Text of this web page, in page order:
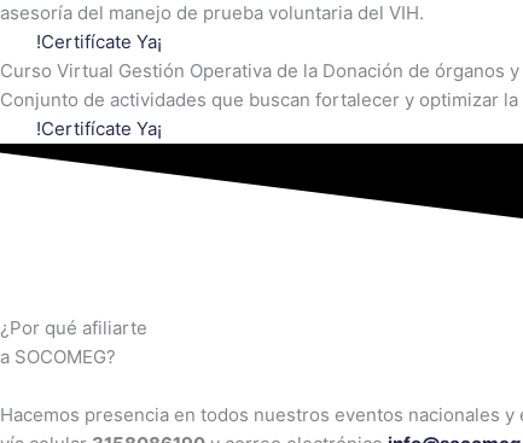
asesoría del manejo de prueba voluntaria del VIH.
!Certifícate Ya¡
Curso Virtual Gestión Operativa de la Donación de órganos
Conjunto de actividades que buscan fortalecer y optimizar
!Certifícate Ya¡
¿Por qué afiliarte
a SOCOMEG?
Hacemos presencia en todos nuestros eventos nacionales